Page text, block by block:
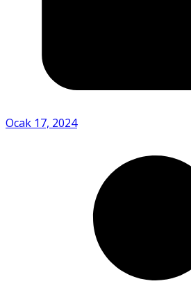
Ocak 17, 2024